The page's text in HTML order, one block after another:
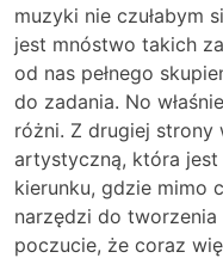
muzyki nie czułabym
jest mnóstwo takich
od nas pełnego
do zadania. No
różni. Z drugiej
artystyczną, która
kierunku, gdzie mimo
narzędzi do
poczucie, że coraz